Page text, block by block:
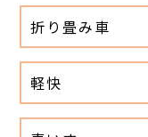
折り畳み車
軽快